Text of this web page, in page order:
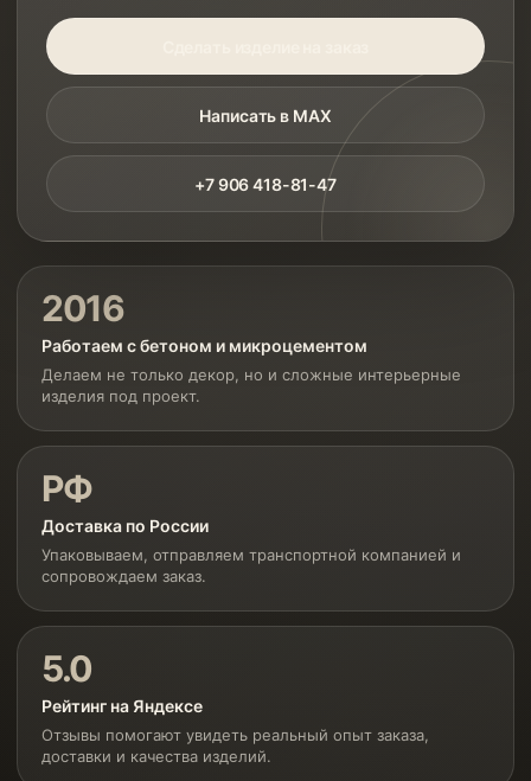
Написать в MAX
+7 906 418-81-47
2016
Работаем с бетоном и микроцементом
Делаем не только декор, но и сложные интерьерные
изделия под проект.
РФ
Доставка по России
Упаковываем, отправляем транспортной компанией и
сопровождаем заказ.
5.0
Рейтинг на Яндексе
Отзывы помогают увидеть реальный опыт заказа,
доставки и качества изделий.